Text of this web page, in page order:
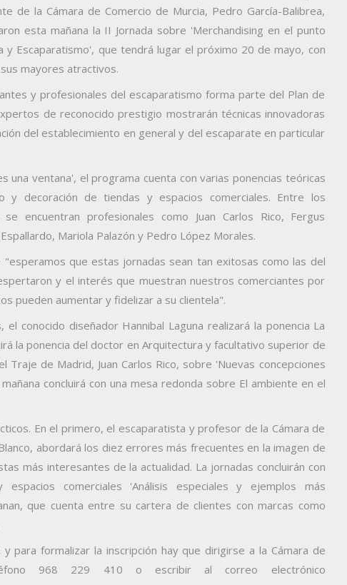
de la Cámara de Comercio de Murcia, Pedro García-Balibrea,
esta mañana la II Jornada sobre 'Merchandising en el punto
y Escaparatismo', que tendrá lugar el próximo 20 de mayo, con
mayores atractivos.
y profesionales del escaparatismo forma parte del Plan de
de reconocido prestigio mostrarán técnicas innovadoras
del establecimiento en general y del escaparate en particular
una ventana', el programa cuenta con varias ponencias teóricas
y decoración de tiendas y espacios comerciales. Entre los
encuentran profesionales como Juan Carlos Rico, Fergus
Mariola Palazón y Pedro López Morales.
que estas jornadas sean tan exitosas como las del
y el interés que muestran nuestros comerciantes por
pueden aumentar y fidelizar a su clientela".
conocido diseñador Hannibal Laguna realizará la ponencia La
la ponencia del doctor en Arquitectura y facultativo superior de
de Madrid, Juan Carlos Rico, sobre 'Nuevas concepciones
concluirá con una mesa redonda sobre El ambiente en el
En el primero, el escaparatista y profesor de la Cámara de
abordará los diez errores más frecuentes en la imagen de
más interesantes de la actualidad. La jornadas concluirán con
comerciales 'Análisis especiales y ejemplos más
que cuenta entre su cartera de clientes con marcas como
para formalizar la inscripción hay que dirigirse a la Cámara de
968 229 410 o escribir al correo electrónico